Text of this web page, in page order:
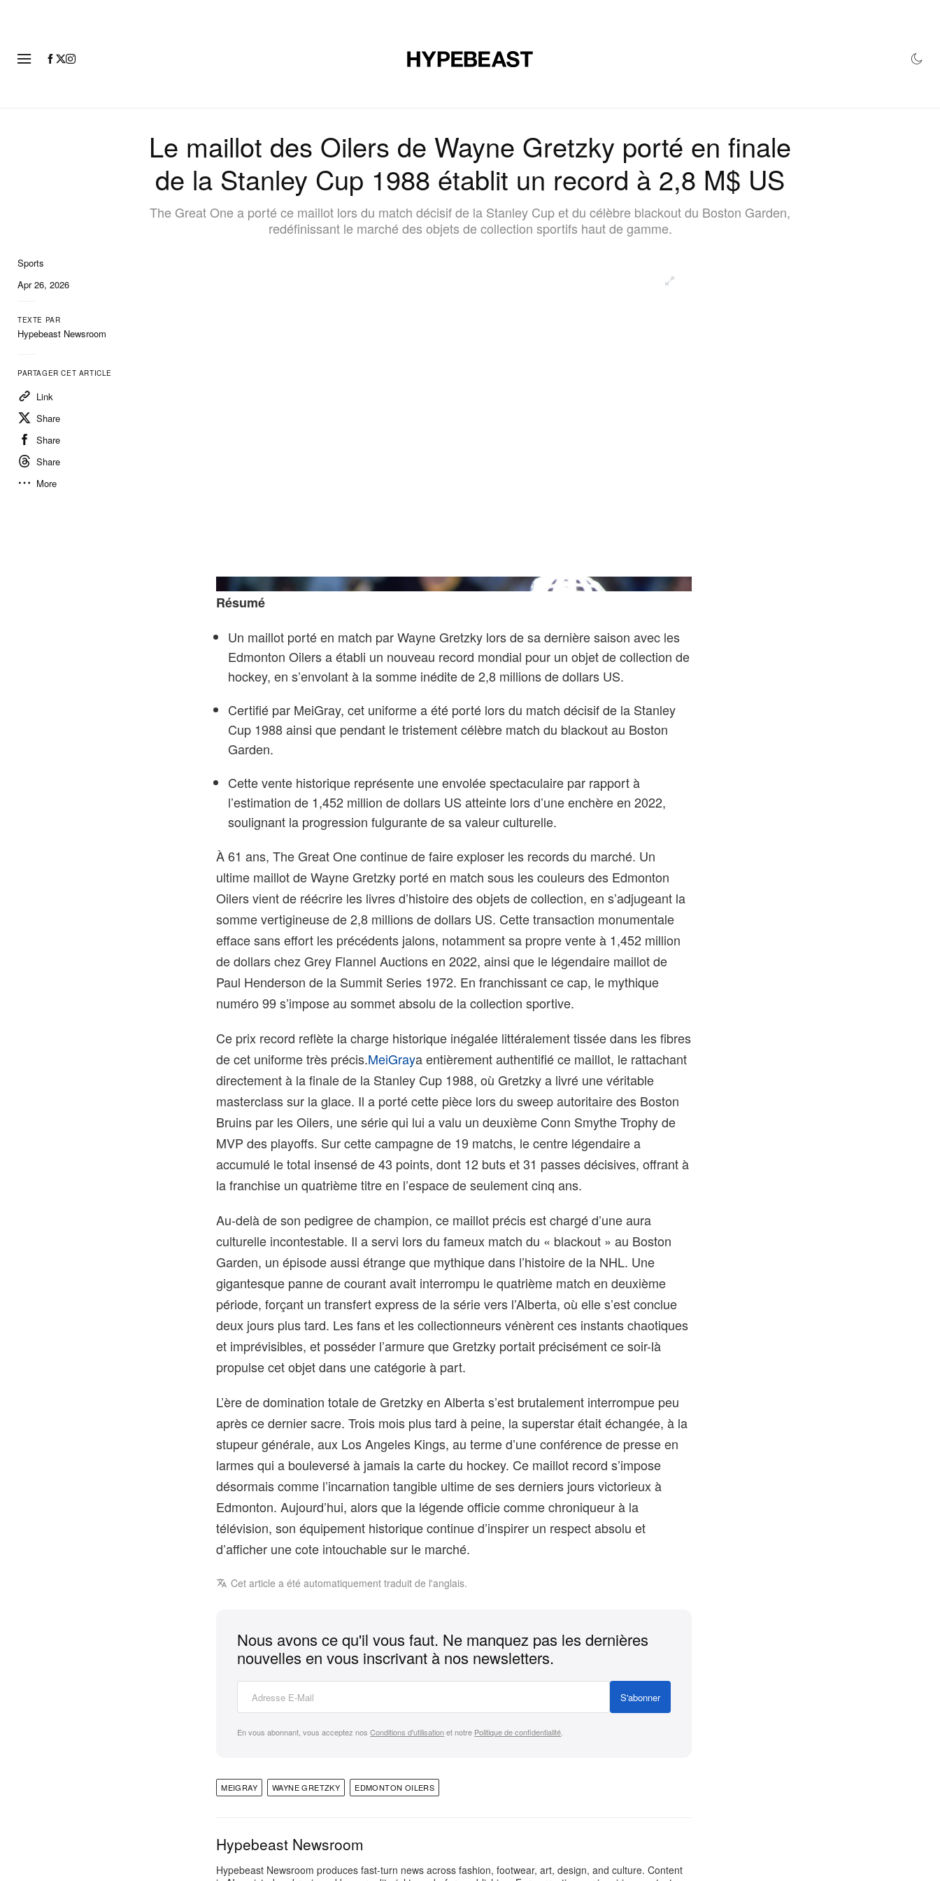
Le maillot des Oilers de Wayne Gretzky porté en finale
de la Stanley Cup 1988 établit un record à 2,8 M$ US
The Great One a porté ce maillot lors du match décisif de la Stanley Cup et du célèbre blackout du Boston Garden,
redéfinissant le marché des objets de collection sportifs haut de gamme.
Sports
Apr 26, 2026
TEXTE PAR
Hypebeast Newsroom
PARTAGER CET ARTICLE
Link
Share
Share
Share
More
B Bennett/Bruce Bennett Studios Via Getty Images Studios/Getty Images
Résumé
Un maillot porté en match par Wayne Gretzky lors de sa dernière saison avec les
Edmonton Oilers a établi un nouveau record mondial pour un objet de collection de
hockey, en s’envolant à la somme inédite de 2,8 millions de dollars US.
Certifié par MeiGray, cet uniforme a été porté lors du match décisif de la Stanley
Cup 1988 ainsi que pendant le tristement célèbre match du blackout au Boston
Garden.
Cette vente historique représente une envolée spectaculaire par rapport à
l’estimation de 1,452 million de dollars US atteinte lors d’une enchère en 2022,
soulignant la progression fulgurante de sa valeur culturelle.
À 61 ans, The Great One continue de faire exploser les records du marché. Un
ultime maillot de Wayne Gretzky porté en match sous les couleurs des Edmonton
Oilers vient de réécrire les livres d’histoire des objets de collection, en s’adjugeant la
somme vertigineuse de 2,8 millions de dollars US. Cette transaction monumentale
efface sans effort les précédents jalons, notamment sa propre vente à 1,452 million
de dollars chez Grey Flannel Auctions en 2022, ainsi que le légendaire maillot de
Paul Henderson de la Summit Series 1972. En franchissant ce cap, le mythique
numéro 99 s’impose au sommet absolu de la collection sportive.
Ce prix record reflète la charge historique inégalée littéralement tissée dans les fibres
de cet uniforme très précis.MeiGraya entièrement authentifié ce maillot, le rattachant
directement à la finale de la Stanley Cup 1988, où Gretzky a livré une véritable
masterclass sur la glace. Il a porté cette pièce lors du sweep autoritaire des Boston
Bruins par les Oilers, une série qui lui a valu un deuxième Conn Smythe Trophy de
MVP des playoffs. Sur cette campagne de 19 matchs, le centre légendaire a
accumulé le total insensé de 43 points, dont 12 buts et 31 passes décisives, offrant à
la franchise un quatrième titre en l’espace de seulement cinq ans.
Au-delà de son pedigree de champion, ce maillot précis est chargé d’une aura
culturelle incontestable. Il a servi lors du fameux match du « blackout » au Boston
Garden, un épisode aussi étrange que mythique dans l’histoire de la NHL. Une
gigantesque panne de courant avait interrompu le quatrième match en deuxième
période, forçant un transfert express de la série vers l’Alberta, où elle s’est conclue
deux jours plus tard. Les fans et les collectionneurs vénèrent ces instants chaotiques
et imprévisibles, et posséder l’armure que Gretzky portait précisément ce soir-là
propulse cet objet dans une catégorie à part.
L’ère de domination totale de Gretzky en Alberta s’est brutalement interrompue peu
après ce dernier sacre. Trois mois plus tard à peine, la superstar était échangée, à la
stupeur générale, aux Los Angeles Kings, au terme d’une conférence de presse en
larmes qui a bouleversé à jamais la carte du hockey. Ce maillot record s’impose
désormais comme l’incarnation tangible ultime de ses derniers jours victorieux à
Edmonton. Aujourd’hui, alors que la légende officie comme chroniqueur à la
télévision, son équipement historique continue d’inspirer un respect absolu et
d’afficher une cote intouchable sur le marché.
Cet article a été automatiquement traduit de l'anglais.
Nous avons ce qu'il vous faut. Ne manquez pas les dernières
nouvelles en vous inscrivant à nos newsletters.
S'abonner
En vous abonnant, vous acceptez nosConditions d'utilisationet notre Politique de confidentialité
MEIGRAY WAYNE GRETZKY EDMONTON OILERS
Hypebeast Newsroom
Hypebeast Newsroom produces fast-turn news across fashion, footwear, art, design, and culture. Content